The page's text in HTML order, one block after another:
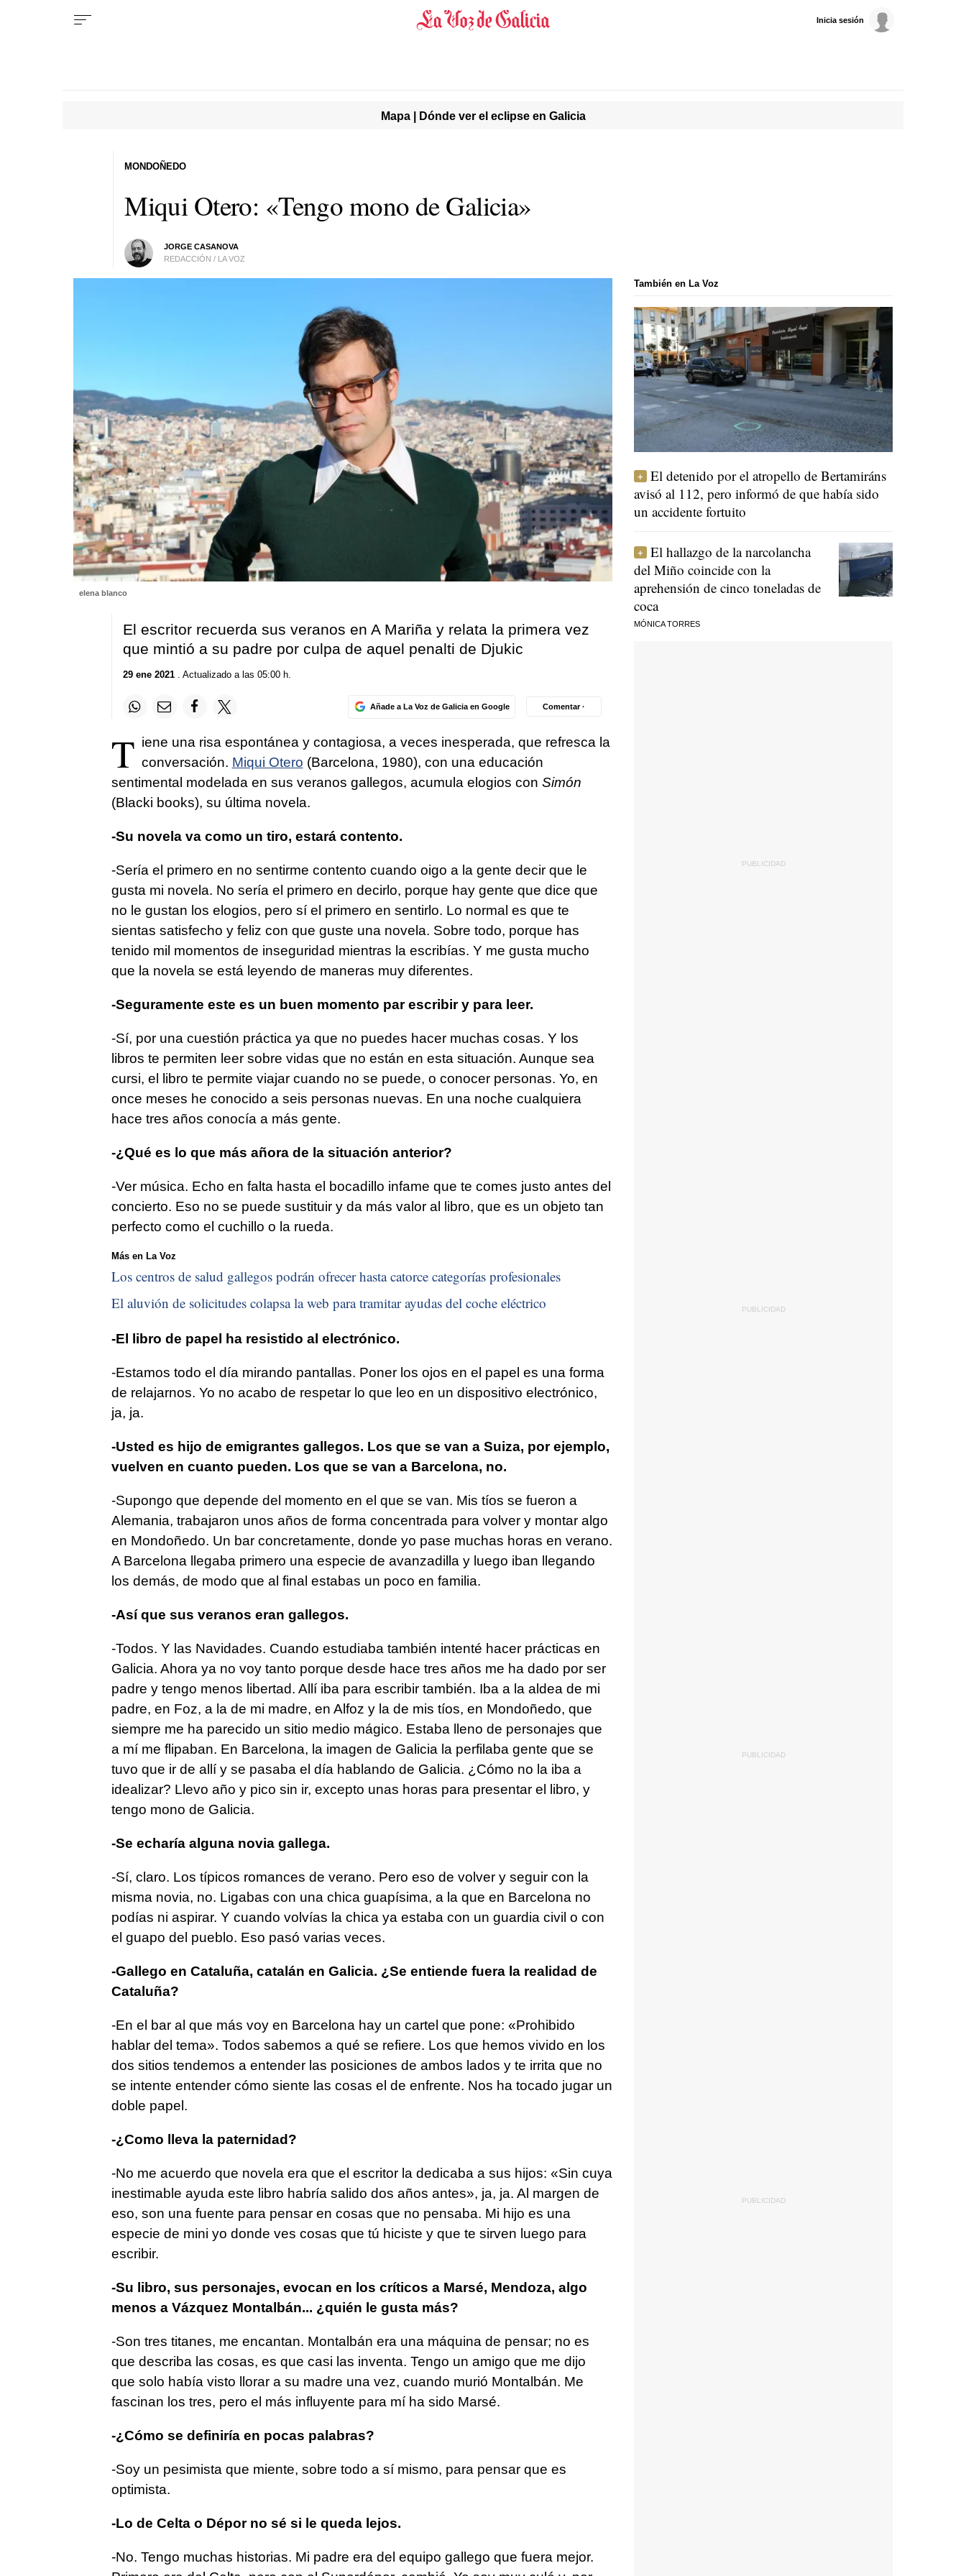
Inicia sesión
Mapa | Dónde ver el eclipse en Galicia
Miqui Otero: «Tengo mono de Galicia»
JORGE CASANOVA
REDACCIÓN / LA VOZ
MONDOÑEDO
elena blanco
El escritor recuerda sus veranos en A Mariña y relata la primera vez
que mintió a su padre por culpa de aquel penalti de Djukic
29 ene 2021. Actualizado a las 05:00 h.
Añade a La Voz de Galicia en Google Comentar ·
T iene una risa espontánea y contagiosa, a veces inesperada, que refresca la
conversación. Miqui Otero (Barcelona, 1980), con una educación
sentimental modelada en sus veranos gallegos, acumula elogios con Simón
(Blacki books), su última novela.
-Su novela va como un tiro, estará contento.
-Sería el primero en no sentirme contento cuando oigo a la gente decir que le
gusta mi novela. No sería el primero en decirlo, porque hay gente que dice que
no le gustan los elogios, pero sí el primero en sentirlo. Lo normal es que te
sientas satisfecho y feliz con que guste una novela. Sobre todo, porque has
tenido mil momentos de inseguridad mientras la escribías. Y me gusta mucho
que la novela se está leyendo de maneras muy diferentes.
-Seguramente este es un buen momento par escribir y para leer.
-Sí, por una cuestión práctica ya que no puedes hacer muchas cosas. Y los
libros te permiten leer sobre vidas que no están en esta situación. Aunque sea
cursi, el libro te permite viajar cuando no se puede, o conocer personas. Yo, en
once meses he conocido a seis personas nuevas. En una noche cualquiera
hace tres años conocía a más gente.
-¿Qué es lo que más añora de la situación anterior?
-Ver música. Echo en falta hasta el bocadillo infame que te comes justo antes del
concierto. Eso no se puede sustituir y da más valor al libro, que es un objeto tan
perfecto como el cuchillo o la rueda.
Más en La Voz
Los centros de salud gallegos podrán ofrecer hasta catorce categorías profesionales
El aluvión de solicitudes colapsa la web para tramitar ayudas del coche eléctrico
-El libro de papel ha resistido al electrónico.
-Estamos todo el día mirando pantallas. Poner los ojos en el papel es una forma
de relajarnos. Yo no acabo de respetar lo que leo en un dispositivo electrónico,
ja, ja.
-Usted es hijo de emigrantes gallegos. Los que se van a Suiza, por ejemplo,
vuelven en cuanto pueden. Los que se van a Barcelona, no.
-Supongo que depende del momento en el que se van. Mis tíos se fueron a
Alemania, trabajaron unos años de forma concentrada para volver y montar algo
en Mondoñedo. Un bar concretamente, donde yo pase muchas horas en verano.
A Barcelona llegaba primero una especie de avanzadilla y luego iban llegando
los demás, de modo que al final estabas un poco en familia.
-Así que sus veranos eran gallegos.
-Todos. Y las Navidades. Cuando estudiaba también intenté hacer prácticas en
Galicia. Ahora ya no voy tanto porque desde hace tres años me ha dado por ser
padre y tengo menos libertad. Allí iba para escribir también. Iba a la aldea de mi
padre, en Foz, a la de mi madre, en Alfoz y la de mis tíos, en Mondoñedo, que
siempre me ha parecido un sitio medio mágico. Estaba lleno de personajes que
a mí me flipaban. En Barcelona, la imagen de Galicia la perfilaba gente que se
tuvo que ir de allí y se pasaba el día hablando de Galicia. ¿Cómo no la iba a
idealizar? Llevo año y pico sin ir, excepto unas horas para presentar el libro, y
tengo mono de Galicia.
-Se echaría alguna novia gallega.
-Sí, claro. Los típicos romances de verano. Pero eso de volver y seguir con la
misma novia, no. Ligabas con una chica guapísima, a la que en Barcelona no
podías ni aspirar. Y cuando volvías la chica ya estaba con un guardia civil o con
el guapo del pueblo. Eso pasó varias veces.
-Gallego en Cataluña, catalán en Galicia. ¿Se entiende fuera la realidad de
Cataluña?
-En el bar al que más voy en Barcelona hay un cartel que pone: «Prohibido
hablar del tema». Todos sabemos a qué se refiere. Los que hemos vivido en los
dos sitios tendemos a entender las posiciones de ambos lados y te irrita que no
se intente entender cómo siente las cosas el de enfrente. Nos ha tocado jugar un
doble papel.
-¿Como lleva la paternidad?
-No me acuerdo que novela era que el escritor la dedicaba a sus hijos: «Sin cuya
inestimable ayuda este libro habría salido dos años antes», ja, ja. Al margen de
eso, son una fuente para pensar en cosas que no pensaba. Mi hijo es una
especie de mini yo donde ves cosas que tú hiciste y que te sirven luego para
escribir.
-Su libro, sus personajes, evocan en los críticos a Marsé, Mendoza, algo
menos a Vázquez Montalbán... ¿quién le gusta más?
-Son tres titanes, me encantan. Montalbán era una máquina de pensar; no es
que describa las cosas, es que casi las inventa. Tengo un amigo que me dijo
que solo había visto llorar a su madre una vez, cuando murió Montalbán. Me
fascinan los tres, pero el más influyente para mí ha sido Marsé.
-¿Cómo se definiría en pocas palabras?
-Soy un pesimista que miente, sobre todo a sí mismo, para pensar que es
optimista.
-Lo de Celta o Dépor no sé si le queda lejos.
-No. Tengo muchas historias. Mi padre era del equipo gallego que fuera mejor.
También en La Voz
El detenido por el atropello de Bertamiráns
avisó al 112, pero informó de que había sido
un accidente fortuito
El hallazgo de la narcolancha
del Miño coincide con la
aprehensión de cinco toneladas de
coca
MÓNICA TORRES